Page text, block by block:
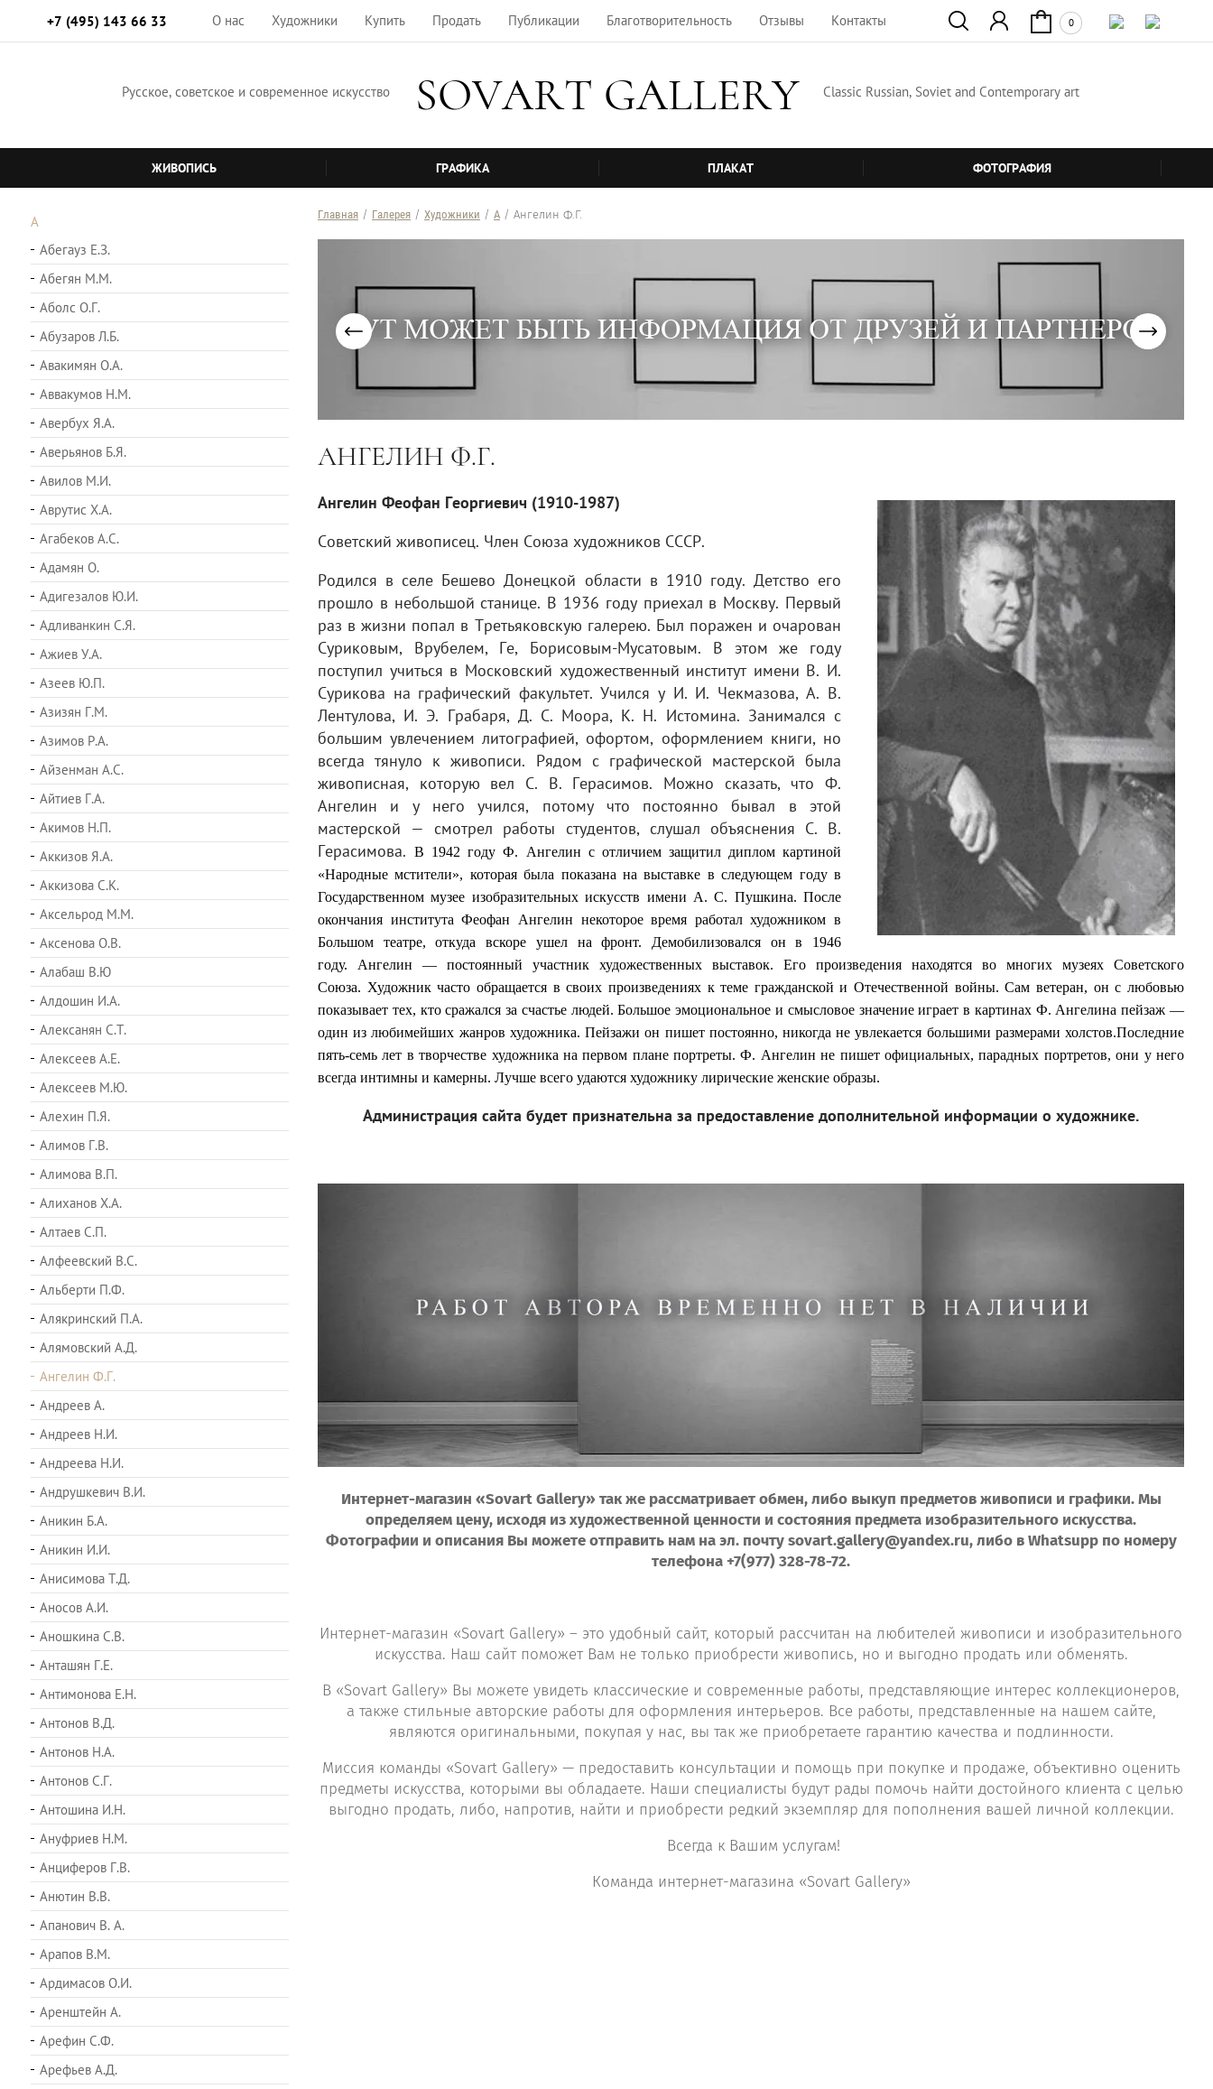
+7 (495) 143 66 33 О нас Художники Купить Продать Публикации Благотворительность Отзывы Контакты 0
Русское, советское и современное искусство SOVART GALLERY Classic Russian, Soviet and Contemporary art
ЖИВОПИСЬ ГРАФИКА ПЛАКАТ ФОТОГРАФИЯ
А
Абегауз Е.З.
Абегян М.М.
Аболс О.Г.
Абузаров Л.Б.
Авакимян О.А.
Аввакумов Н.М.
Авербух Я.А.
Аверьянов Б.Я.
Авилов М.И.
Аврутис Х.А.
Агабеков А.С.
Адамян О.
Адигезалов Ю.И.
Адливанкин С.Я.
Ажиев У.А.
Азеев Ю.П.
Азизян Г.М.
Азимов Р.А.
Айзенман А.С.
Айтиев Г.А.
Акимов Н.П.
Аккизов Я.А.
Аккизова С.К.
Аксельрод М.М.
Аксенова О.В.
Алабаш В.Ю
Алдошин И.А.
Алексанян С.Т.
Алексеев А.Е.
Алексеев М.Ю.
Алехин П.Я.
Алимов Г.В.
Алимова В.П.
Алиханов Х.А.
Алтаев С.П.
Алфеевский В.С.
Альберти П.Ф.
Алякринский П.А.
Алямовский А.Д.
Ангелин Ф.Г.
Андреев А.
Андреев Н.И.
Андреева Н.И.
Андрушкевич В.И.
Аникин Б.А.
Аникин И.И.
Анисимова Т.Д.
Аносов А.И.
Аношкина С.В.
Анташян Г.Е.
Антимонова Е.Н.
Антонов В.Д.
Антонов Н.А.
Антонов С.Г.
Антошина И.Н.
Ануфриев Н.М.
Анциферов Г.В.
Анютин В.В.
Апанович В. А.
Арапов В.М.
Ардимасов О.И.
Аренштейн А.
Арефин С.Ф.
Арефьев А.Д.
Главная / Галерея / Художники / А / Ангелин Ф.Г.
АНГЕЛИН Ф.Г.
Ангелин Феофан Георгиевич (1910-1987)
Советский живописец. Член Союза художников СССР.
Родился в селе Бешево Донецкой области в 1910 году. Детство его
прошло в небольшой станице. В 1936 году приехал в Москву. Первый
раз в жизни попал в Третьяковскую галерею. Был поражен и очарован
Суриковым, Врубелем, Ге, Борисовым-Мусатовым. В этом же году
поступил учиться в Московский художественный институт имени В. И.
Сурикова на графический факультет. Учился у И. И. Чекмазова, А. В.
Лентулова, И. Э. Грабаря, Д. С. Моора, К. Н. Истомина. Занимался с
большим увлечением литографией, офортом, оформлением книги, но
всегда тянуло к живописи. Рядом с графической мастерской была
живописная, которую вел С. В. Герасимов. Можно сказать, что Ф.
Ангелин и у него учился, потому что постоянно бывал в этой
мастерской — смотрел работы студентов, слушал объяснения С. В.
Герасимова.В 1942 году Ф. Ангелин с отличием защитил диплом картиной
«Народные мстители», которая была показана на выставке в следующем году в
Государственном музее изобразительных искусств имени А. С. Пушкина. После
окончания института Феофан Ангелин некоторое время работал художником в
Большом театре, откуда вскоре ушел на фронт. Демобилизовался он в 1946
году. Ангелин — постоянный участник художественных выставок. Его произведения находятся во многих музеях Советского
Союза. Художник часто обращается в своих произведениях к теме гражданской и Отечественной войны. Сам ветеран, он с любовью
показывает тех, кто сражался за счастье людей. Большое эмоциональное и смысловое значение играет в картинах Ф. Ангелина пейзаж —
один из любимейших жанров художника. Пейзажи он пишет постоянно, никогда не увлекается большими размерами холстов.Последние
пять-семь лет в творчестве художника на первом плане портреты. Ф. Ангелин не пишет официальных, парадных портретов, они у него
всегда интимны и камерны. Лучше всего удаются художнику лирические женские образы.
Администрация сайта будет признательна за предоставление дополнительной информации о художнике.
Интернет-магазин «Sovart Gallery» так же рассматривает обмен, либо выкуп предметов живописи и графики. Мы
определяем цену, исходя из художественной ценности и состояния предмета изобразительного искусства.
Фотографии и описания Вы можете отправить нам на эл. почту sovart.gallery@yandex.ru, либо в Whatsupp по номеру
телефона +7(977) 328-78-72.
Интернет-магазин «Sovart Gallery» – это удобный сайт, который рассчитан на любителей живописи и изобразительного
искусства. Наш сайт поможет Вам не только приобрести живопись, но и выгодно продать или обменять.
В «Sovart Gallery» Вы можете увидеть классические и современные работы, представляющие интерес коллекционеров,
а также стильные авторские работы для оформления интерьеров. Все работы, представленные на нашем сайте,
являются оригинальными, покупая у нас, вы так же приобретаете гарантию качества и подлинности.
Миссия команды «Sovart Gallery» — предоставить консультации и помощь при покупке и продаже, объективно оценить
предметы искусства, которыми вы обладаете. Наши специалисты будут рады помочь найти достойного клиента с целью
выгодно продать, либо, напротив, найти и приобрести редкий экземпляр для пополнения вашей личной коллекции.
Всегда к Вашим услугам!
Команда интернет-магазина «Sovart Gallery»